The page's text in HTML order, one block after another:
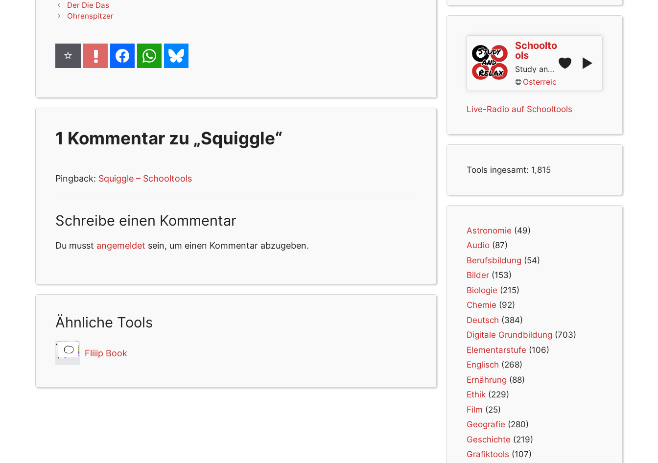
Der Die Das
Ohrenspitzer
1 Kommentar zu „Squiggle“
Pingback: Squiggle – Schooltools
Schreibe einen Kommentar
Du musst angemeldet sein, um einen Kommentar abzugeben.
Ähnliche Tools
Fliiip Book
Schoolto
ols
Study and Relax
Österreich
Live-Radio auf Schooltools
Tools ingesamt: 1,815
Astronomie (49)
Audio (87)
Berufsbildung (54)
Bilder (153)
Biologie (215)
Chemie (92)
Deutsch (384)
Digitale Grundbildung (703)
Elementarstufe (106)
Englisch (268)
Ernährung (88)
Ethik (229)
Film (25)
Geografie (280)
Geschichte (219)
Grafiktools (107)